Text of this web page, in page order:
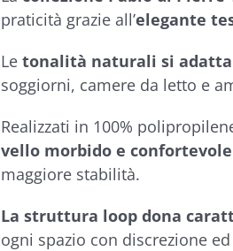
praticità grazie all’elegante
Le tonalità naturali si
soggiorni, camere da letto e
Realizzati in 100%
vello morbido e confortevole
maggiore stabilità.
La struttura loop dona
ogni spazio con discrezione ed